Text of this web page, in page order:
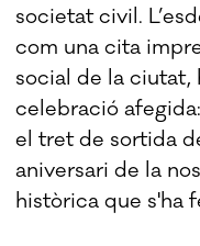
societat civil.
com una cita
social de la ciutat,
celebració
el tret de sortida
aniversari de la
històrica que s'ha